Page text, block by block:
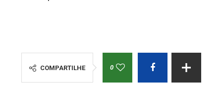
COMPARTILHE 0